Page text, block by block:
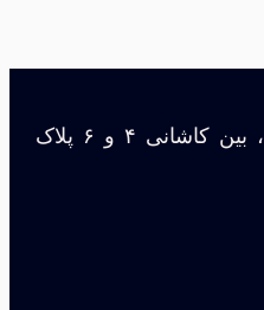
نشانی مشهد، خیابان کاشانی، بین کاشانی ۴ و ۶ پلاک